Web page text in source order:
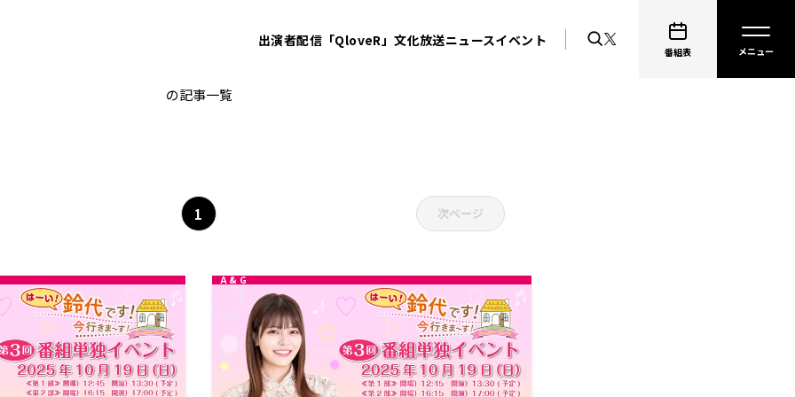
出演者配信「QloveR」文化放送ニュースイベント
番組表
第3回すずほめイベント
の記事一覧
1 次ページ